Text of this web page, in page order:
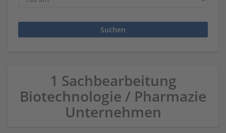
1 Sachbearbeitung
Biotechnologie / Pharmazie
Unternehmen